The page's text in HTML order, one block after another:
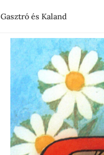
Gasztró és Kaland